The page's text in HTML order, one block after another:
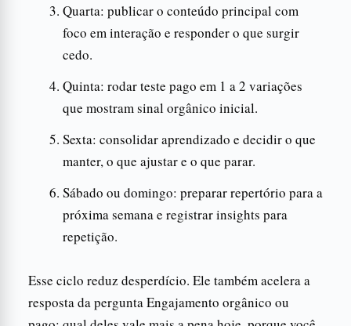
Quarta: publicar o conteúdo principal com
foco em interação e responder o que surgir
cedo.
Quinta: rodar teste pago em 1 a 2 variações
que mostram sinal orgânico inicial.
Sexta: consolidar aprendizado e decidir o que
manter, o que ajustar e o que parar.
Sábado ou domingo: preparar repertório para a
próxima semana e registrar insights para
repetição.
Esse ciclo reduz desperdício. Ele também acelera a
resposta da pergunta Engajamento orgânico ou